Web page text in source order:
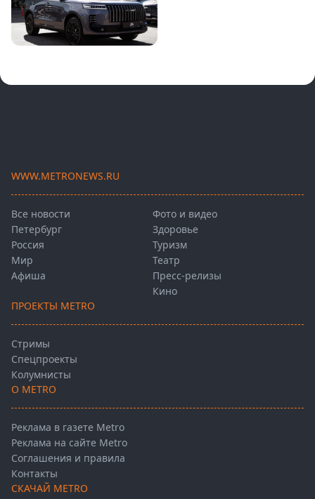
WWW.METRONEWS.RU
Все новости
Петербург
Россия
Мир
Афиша
Фото и видео
Здоровье
Туризм
Театр
Пресс-релизы
Кино
ПРОЕКТЫ METRO
Стримы
Спецпроекты
Колумнисты
О METRO
Реклама в газете Metro
Реклама на сайте Metro
Соглашения и правила
Контакты
СКАЧАЙ METRO